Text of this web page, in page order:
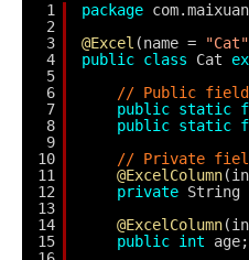
1
2
3
4
5
6
7
8
9
10
11
12
13
14
15
package
@Excel (name = "Cat"
public class Cat
// Public
public static
public static
// Private
@ExcelColumn
private String
@ExcelColumn
public int
age;